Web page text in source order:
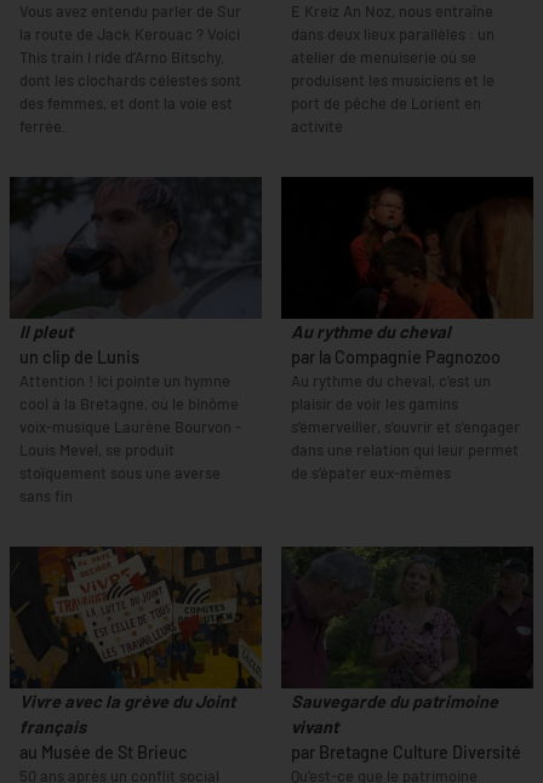
Vous avez entendu parler de Sur
la route de Jack Kerouac ? Voici
This train I ride d’Arno Bitschy,
dont les clochards célestes sont
des femmes, et dont la voie est
ferrée.
E Kreiz An Noz, nous entraîne
dans deux lieux parallèles : un
atelier de menuiserie où se
produisent les musiciens et le
port de pêche de Lorient en
activité
Il pleut
un clip de Lunis
Attention ! Ici pointe un hymne
cool à la Bretagne, où le binôme
voix-musique Laurène Bourvon -
Louis Mevel, se produit
stoïquement sous une averse
sans fin
Au rythme du cheval
par la Compagnie Pagnozoo
Au rythme du cheval, c’est un
plaisir de voir les gamins
s’émerveiller, s’ouvrir et s’engager
dans une relation qui leur permet
de s’épater eux-mêmes
Vivre avec la grève du Joint
français
au Musée de St Brieuc
50 ans après un conflit social
Sauvegarde du patrimoine
vivant
par Bretagne Culture Diversité
Qu’est-ce que le patrimoine